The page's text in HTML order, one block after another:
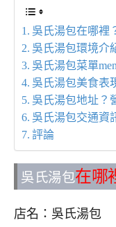
吳氏湯包在哪裡
吳氏湯包環境介
吳氏湯包菜單
吳氏湯包美食表
吳氏湯包地址？
吳氏湯包交通資
評論
吳氏湯包在哪
店名：吳氏湯包